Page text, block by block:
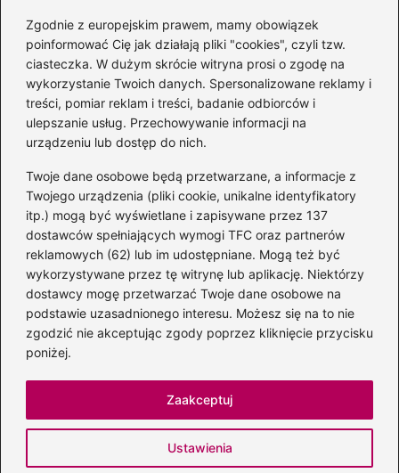
Zgodnie z europejskim prawem, mamy obowiązek
poinformować Cię jak działają pliki "cookies", czyli tzw.
ciasteczka. W dużym skrócie witryna prosi o zgodę na
wykorzystanie Twoich danych. Spersonalizowane reklamy i
treści, pomiar reklam i treści, badanie odbiorców i
ulepszanie usług. Przechowywanie informacji na
urządzeniu lub dostęp do nich.
Twoje dane osobowe będą przetwarzane, a informacje z
Twojego urządzenia (pliki cookie, unikalne identyfikatory
itp.) mogą być wyświetlane i zapisywane przez 137
dostawców spełniających wymogi TFC oraz partnerów
reklamowych (62) lub im udostępniane. Mogą też być
wykorzystywane przez tę witrynę lub aplikację. Niektórzy
dostawcy mogę przetwarzać Twoje dane osobowe na
podstawie uzasadnionego interesu. Możesz się na to nie
zgodzić nie akceptując zgody poprzez kliknięcie przycisku
poniżej.
Ustawienia
Zaakceptuj
Magiczne kulisy życia
autora książki o Kubusiu
Puchatku
Odkryj inne książki autora
„Jaś i Małgosia”, które
musisz przeczytać
Odkrywając magiczny
świat: jakie książki napisał
Prywatność
Zasady użytkowania